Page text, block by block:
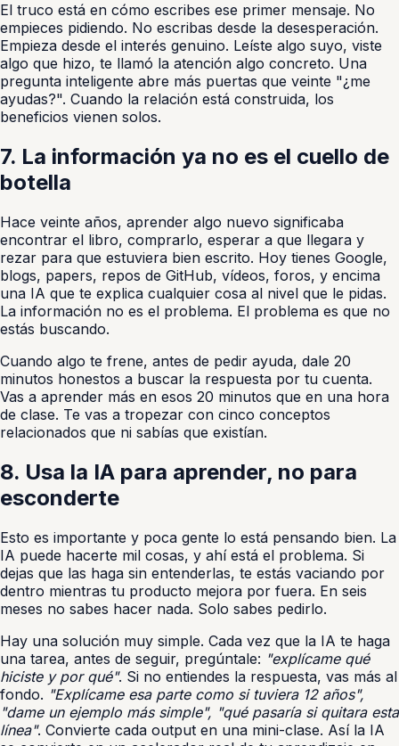
El truco está en cómo escribes ese primer mensaje. No
empieces pidiendo. No escribas desde la desesperación.
Empieza desde el interés genuino. Leíste algo suyo, viste
algo que hizo, te llamó la atención algo concreto. Una
pregunta inteligente abre más puertas que veinte "¿me
ayudas?". Cuando la relación está construida, los
beneficios vienen solos.
7. La información ya no es el cuello de
botella
Hace veinte años, aprender algo nuevo significaba
encontrar el libro, comprarlo, esperar a que llegara y
rezar para que estuviera bien escrito. Hoy tienes Google,
blogs, papers, repos de GitHub, vídeos, foros, y encima
una IA que te explica cualquier cosa al nivel que le pidas.
La información no es el problema. El problema es que no
estás buscando.
Cuando algo te frene, antes de pedir ayuda, dale 20
minutos honestos a buscar la respuesta por tu cuenta.
Vas a aprender más en esos 20 minutos que en una hora
de clase. Te vas a tropezar con cinco conceptos
relacionados que ni sabías que existían.
8. Usa la IA para aprender, no para
esconderte
Esto es importante y poca gente lo está pensando bien. La
IA puede hacerte mil cosas, y ahí está el problema. Si
dejas que las haga sin entenderlas, te estás vaciando por
dentro mientras tu producto mejora por fuera. En seis
meses no sabes hacer nada. Solo sabes pedirlo.
Hay una solución muy simple. Cada vez que la IA te haga
una tarea, antes de seguir, pregúntale: "explícame qué
hiciste y por qué". Si no entiendes la respuesta, vas más al
fondo. "Explícame esa parte como si tuviera 12 años",
"dame un ejemplo más simple", "qué pasaría si quitara esta
línea". Convierte cada output en una mini-clase. Así la IA